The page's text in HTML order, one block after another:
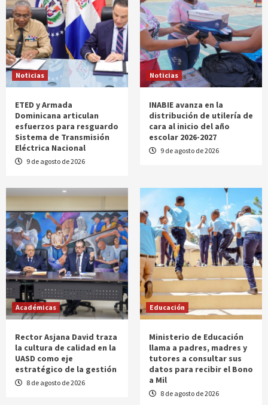
Noticias
ETED y Armada
Dominicana articulan
esfuerzos para resguardo
Sistema de Transmisión
Eléctrica Nacional
9 de agosto de 2026
Noticias
INABIE avanza en la
distribución de utilería de
cara al inicio del año
escolar 2026-2027
9 de agosto de 2026
Académicas
Rector Asjana David traza
la cultura de calidad en la
UASD como eje
estratégico de la gestión
8 de agosto de 2026
Educación
Ministerio de Educación
llama a padres, madres y
tutores a consultar sus
datos para recibir el Bono
a Mil
8 de agosto de 2026